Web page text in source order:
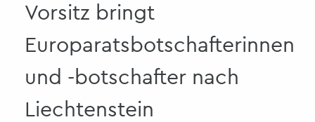
Vorsitz bringt
Europaratsbotschafterinnen
und -botschafter nach
Liechtenstein